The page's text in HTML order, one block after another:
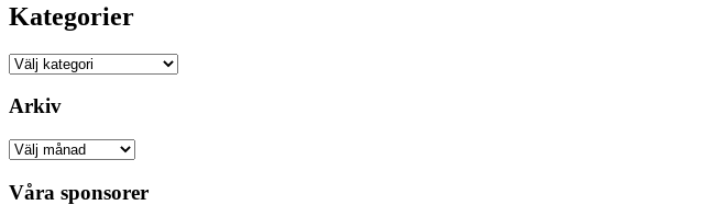
Kategorier
Kategorier
Arkiv
Arkiv
Våra sponsorer